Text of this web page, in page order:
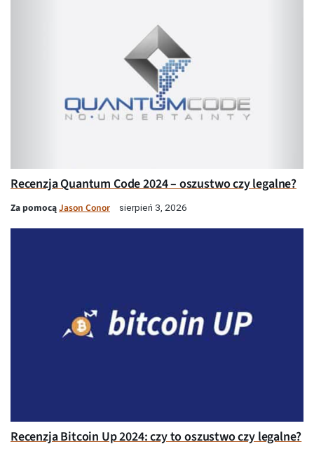
Recenzja Quantum Code 2024 – oszustwo czy legalne?
Za pomocąJason Conor sierpień 3, 2026
Recenzja Bitcoin Up 2024: czy to oszustwo czy legalne?